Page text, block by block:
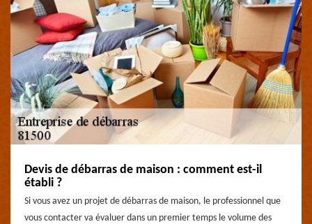
Devis de débarras de maison : comment est-il
établi ?
Si vous avez un projet de débarras de maison, le professionnel que
vous contacter va évaluer dans un premier temps le volume des